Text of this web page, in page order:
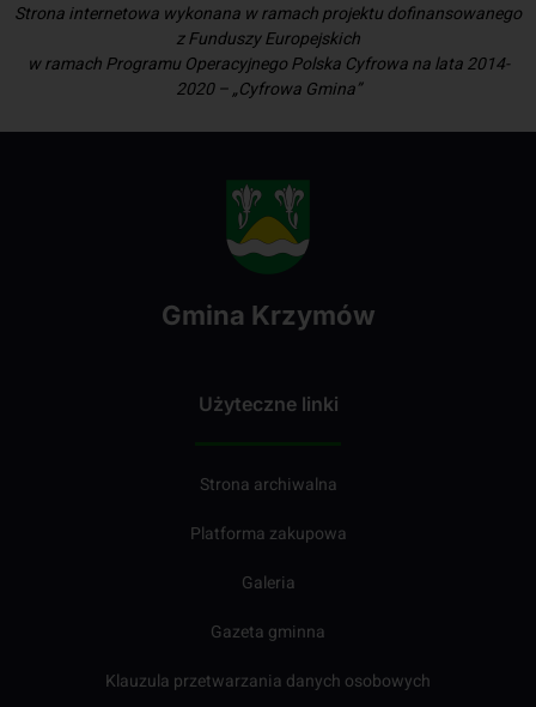
Strona internetowa wykonana w ramach projektu dofinansowanego
z Funduszy Europejskich
w ramach Programu Operacyjnego Polska Cyfrowa na lata 2014-
2020 – „Cyfrowa Gmina”
Gmina Krzymów
Użyteczne linki
Strona archiwalna
Platforma zakupowa
Galeria
Gazeta gminna
Klauzula przetwarzania danych osobowych